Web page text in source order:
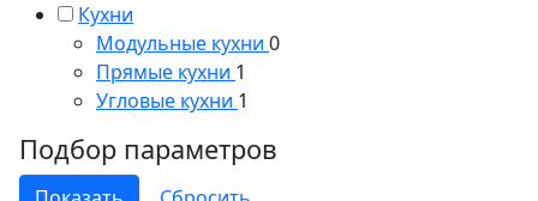
Кухни
Модульные кухни 0
Прямые кухни 1
Угловые кухни 1
Подбор параметров